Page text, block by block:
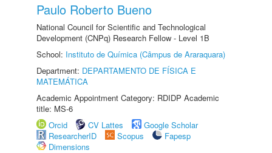
Paulo Roberto Bueno
National Council for Scientific and Technological
Development (CNPq) Research Fellow - Level 1B
School: Instituto de Química (Câmpus de Araraquara)
Department: DEPARTAMENTO DE FÍSICA E
MATEMÁTICA
Academic Appointment Category: RDIDP Academic
title: MS-6
Orcid
CV Lattes
Google Scholar
ResearcherID
Scopus
Fapesp
Dimensions